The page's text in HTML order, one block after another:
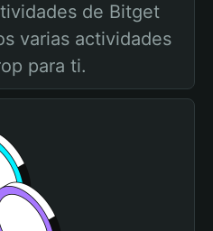
de Bitget
varias actividades
para ti.